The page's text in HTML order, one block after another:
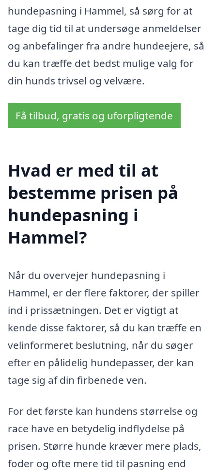
hundepasning i Hammel, så sørg for at
tage dig tid til at undersøge anmeldelser
og anbefalinger fra andre hundeejere, så
du kan træffe det bedst mulige valg for
din hunds trivsel og velvære.
Få tilbud, gratis og uforpligtende
Hvad er med til at
bestemme prisen på
hundepasning i
Hammel?
Når du overvejer hundepasning i
Hammel, er der flere faktorer, der spiller
ind i prissætningen. Det er vigtigt at
kende disse faktorer, så du kan træffe en
velinformeret beslutning, når du søger
efter en pålidelig hundepasser, der kan
tage sig af din firbenede ven.
For det første kan hundens størrelse og
race have en betydelig indflydelse på
prisen. Større hunde kræver mere plads,
foder og ofte mere tid til pasning end